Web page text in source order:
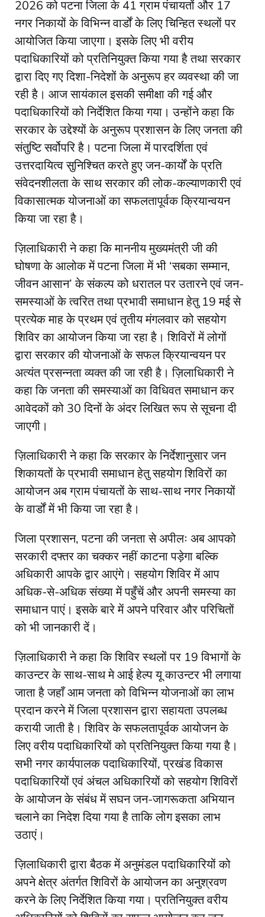
2026 को पटना जिला के 41 ग्राम पंचायतों और 17
नगर निकायों के विभिन्न वार्डों के लिए चिन्हित स्थलों पर
आयोजित किया जाएगा। इसके लिए भी वरीय
पदाधिकारियों को प्रतिनियुक्त किया गया है तथा सरकार
द्वारा दिए गए दिशा-निदेशों के अनुरूप हर व्यवस्था की जा
रही है। आज सायंकाल इसकी समीक्षा की गई और
पदाधिकारियों को निर्देशित किया गया। उन्होंने कहा कि
सरकार के उद्देश्यों के अनुरूप प्रशासन के लिए जनता की
संतुष्टि सर्वोपरि है। पटना जिला में पारदर्शिता एवं
उत्तरदायित्व सुनिश्चित करते हुए जन-कार्यों के प्रति
संवेदनशीलता के साथ सरकार की लोक-कल्याणकारी एवं
विकासात्मक योजनाओं का सफलतापूर्वक क्रियान्वयन
किया जा रहा है।
ज़िलाधिकारी ने कहा कि माननीय मुख्यमंत्री जी की
घोषणा के आलोक में पटना जिला में भी ‘सबका सम्मान,
जीवन आसान’ के संकल्प को धरातल पर उतारने एवं जन-
समस्याओं के त्वरित तथा प्रभावी समाधान हेतु 19 मई से
प्रत्येक माह के प्रथम एवं तृतीय मंगलवार को सहयोग
शिविर का आयोजन किया जा रहा है। शिविरों में लोगों
द्वारा सरकार की योजनाओं के सफल क्रियान्वयन पर
अत्यंत प्रसन्नता व्यक्त की जा रही है। ज़िलाधिकारी ने
कहा कि जनता की समस्याओं का विधिवत समाधान कर
आवेदकों को 30 दिनों के अंदर लिखित रूप से सूचना दी
जाएगी।
ज़िलाधिकारी ने कहा कि सरकार के निर्देशानुसार जन
शिकायतों के प्रभावी समाधान हेतु सहयोग शिविरों का
आयोजन अब ग्राम पंचायतों के साथ-साथ नगर निकायों
के वार्डों में भी किया जा रहा है।
जिला प्रशासन, पटना की जनता से अपीलः अब आपको
सरकारी दफ्तर का चक्कर नहीं काटना पड़ेगा बल्कि
अधिकारी आपके द्वार आएंगे। सहयोग शिविर में आप
अधिक-से-अधिक संख्या में पहुँचें और अपनी समस्या का
समाधान पाएं। इसके बारे में अपने परिवार और परिचितों
को भी जानकारी दें।
ज़िलाधिकारी ने कहा कि शिविर स्थलों पर 19 विभागों के
काउन्टर के साथ-साथ मे आई हेल्प यू काउन्टर भी लगाया
जाता है जहाँ आम जनता को विभिन्न योजनाओं का लाभ
प्रदान करने में जिला प्रशासन द्वारा सहायता उपलब्ध
करायी जाती है। शिविर के सफलतापूर्वक आयोजन के
लिए वरीय पदाधिकारियों को प्रतिनियुक्त किया गया है।
सभी नगर कार्यपालक पदाधिकारियों, प्रखंड विकास
पदाधिकारियों एवं अंचल अधिकारियों को सहयोग शिविरों
के आयोजन के संबंध में सघन जन-जागरूकता अभियान
चलाने का निदेश दिया गया है ताकि लोग इसका लाभ
उठाएं।
ज़िलाधिकारी द्वारा बैठक में अनुमंडल पदाधिकारियों को
अपने क्षेत्र अंतर्गत शिविरों के आयोजन का अनुश्रवण
करने के लिए निर्देशित किया गया। प्रतिनियुक्त वरीय